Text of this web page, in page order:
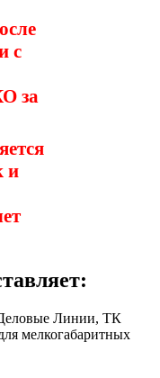
с
за
и
Линии, ТК
мелкогабаритных